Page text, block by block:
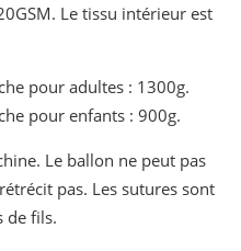
Le tissu intérieur est
pour adultes : 1300g.
pour enfants : 900g.
Le ballon ne peut pas
pas. Les sutures sont
de fils.